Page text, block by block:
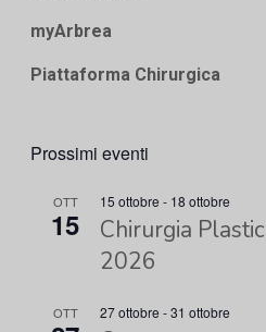
myArbrea
Piattaforma Chirurgica
Prossimi eventi
OTT
15
15 ottobre - 18 ottobre
Chirurgia
2026
OTT 27 ottobre -31 ottobre